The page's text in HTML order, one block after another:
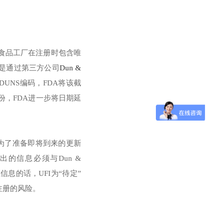
品工厂在注册时包含唯
通过第三方公司 Dun &
编码，FDA将该截
，FDA进一步将日期延
了准备即将到来的更新
的信息必须与Dun &
息的话，UFI为“待定”
的风险。